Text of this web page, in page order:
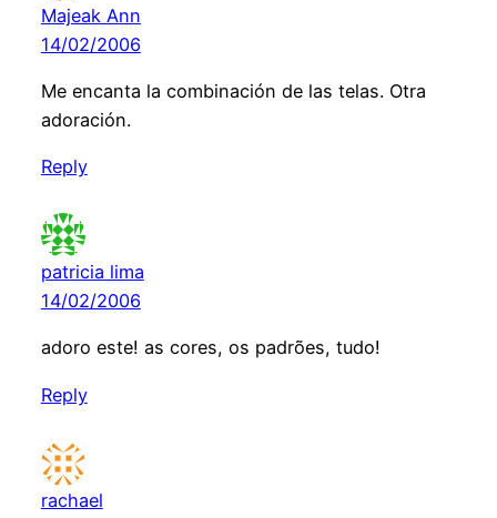
Majeak Ann
14/02/2006
Me encanta la combinación de las telas. Otra
adoración.
Reply
patricia lima
14/02/2006
adoro este! as cores, os padrões, tudo!
Reply
rachael